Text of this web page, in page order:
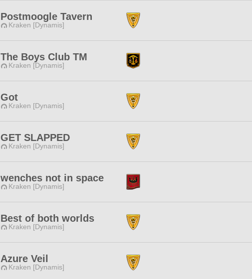
Postmoogle Tavern
Kraken [Dynamis]
The Boys Club TM
Kraken [Dynamis]
Got
Kraken [Dynamis]
GET SLAPPED
Kraken [Dynamis]
wenches not in space
Kraken [Dynamis]
Best of both worlds
Kraken [Dynamis]
Azure Veil
Kraken [Dynamis]